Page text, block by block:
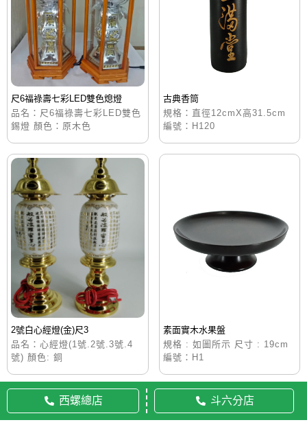
尺6福祿壽七彩LED雙色熄燈
品名：尺6福祿壽七彩LED雙色
錫燈 顏色：原木色
古典香筒
規格：直徑12cmX高31.5cm
編號：H120
2號白心經燈(金)尺3
品名：心經燈(1號.2號.3號.4
號) 顏色: 銅
素面實木水果盤
規格 : 如圖所示 尺寸 : 19cm
編號：H1
西螺總店 斗六分店